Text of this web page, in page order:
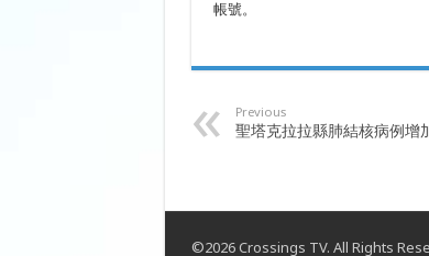
帳號。
Previous
聖塔克拉拉縣肺結核病例增
©2026 Crossings TV. All Rights